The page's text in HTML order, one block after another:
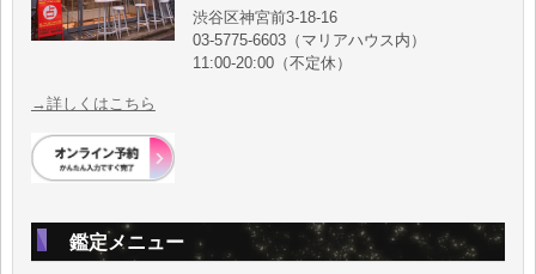
渋谷区神宮前3-18-16
03-5775-6603（マリアハウス内）
11:00-20:00（不定休）
→詳しくはこちら
鑑定メニュー